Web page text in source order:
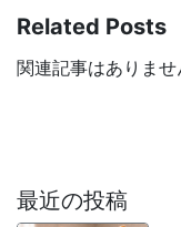
Related Posts
関連記事はありませ
最近の投稿